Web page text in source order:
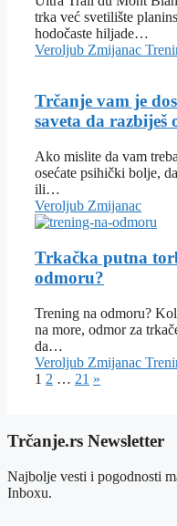
trka već svetilište
hodočaste hiljade…
Veroljub Zmijanac
Trčanje vam je
saveta da razbiješ
Ako mislite da vam
osećate psihički bolje,
ili…
Veroljub Zmijanac
Trkačka putna
odmoru?
Trening na odmoru?
na more, odmor za
da…
Veroljub Zmijanac
1 2 … 21 »
Trčanje.rs Newsletter
Najbolje vesti i pogodnosti
Inboxu.